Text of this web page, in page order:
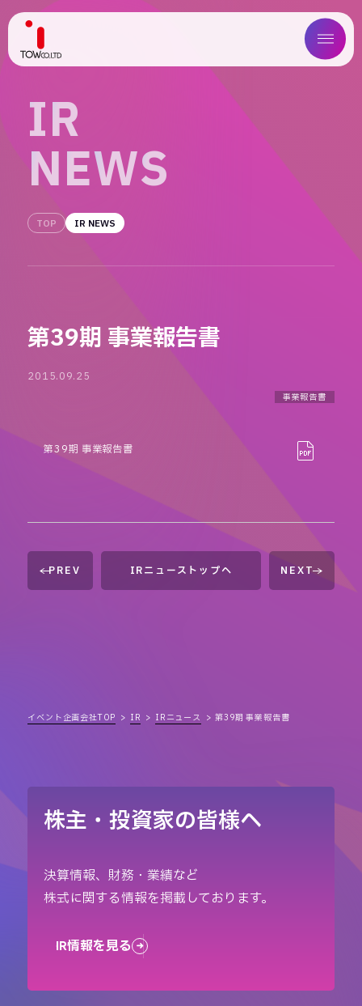
ABOUT US
WORKS
COMPANY
IR
IR
NEWS
TOP IR NEWS
第39期 事業報告書
2015.09.25
事業報告書
第39期 事業報告書
PREV IRニューストップへ NEXT
イベント企画会社TOP IR IRニュース 第39期 事業報告書
株主・投資家の皆様へ
決算情報、財務・業績など
株式に関する情報を掲載しております。
IR情報を見る